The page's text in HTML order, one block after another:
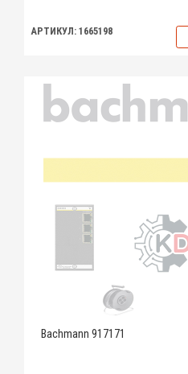
АРТИКУЛ: 1665198
Bachmann 917171